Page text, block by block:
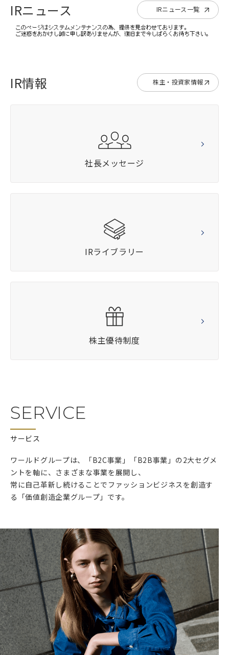
IRニュース IRニュース一覧
IR情報 株主・投資家情報
社長メッセージ
IRライブラリー
株主優待制度
SERVICE
サービス
ワールドグループは、「B2C事業」「B2B事業」の2大セグメ
ントを軸に、さまざまな事業を展開し、
常に自己革新し続けることでファッションビジネスを創造す
る「価値創造企業グループ」です。